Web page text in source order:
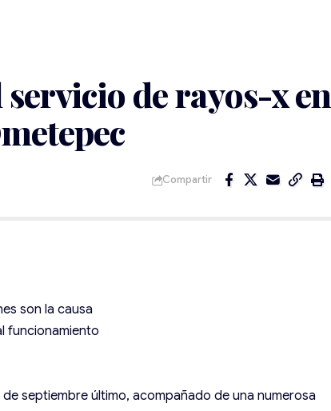
de rayos-x en
Compartir
son la causa
funcionamiento
de septiembre último, acompañado de una numerosa